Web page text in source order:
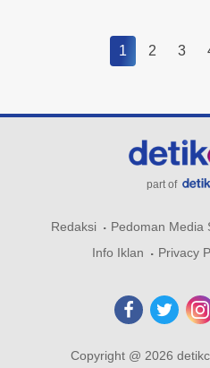
1 2 3
part of
Redaksi Pedoman Media
Info Iklan
Privacy
Copyright @ 2026